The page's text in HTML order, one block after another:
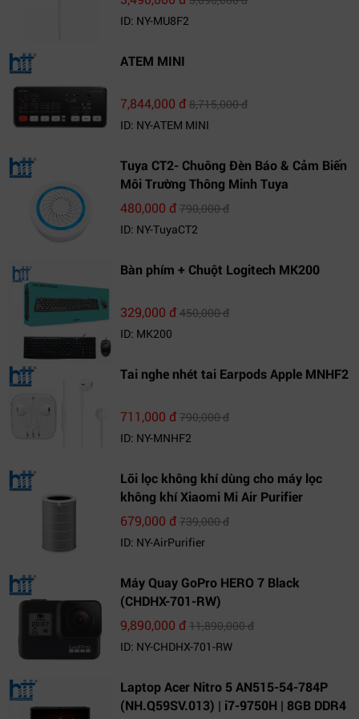
ID: NY-MU8F2
ATEM MINI
7,844,000 đ8,715,000 đ
ID: NY-ATEM MINI
Tuya CT2- Chuông Đèn Báo & Cảm Biến
Môi Trường Thông Minh Tuya
480,000 đ790,000 đ
ID: NY-TuyaCT2
Bàn phím + Chuột Logitech MK200
329,000 đ450,000 đ
ID: MK200
Tai nghe nhét tai Earpods Apple MNHF2
711,000 đ790,000 đ
ID: NY-MNHF2
Lõi lọc không khí dùng cho máy lọc
không khí Xiaomi Mi Air Purifier
679,000 đ739,000 đ
ID: NY-AirPurifier
Máy Quay GoPro HERO 7 Black
(CHDHX-701-RW)
9,890,000 đ11,890,000 đ
ID: NY-CHDHX-701-RW
Laptop Acer Nitro 5 AN515-54-784P
(NH.Q59SV.013) | i7-9750H | 8GB DDR4